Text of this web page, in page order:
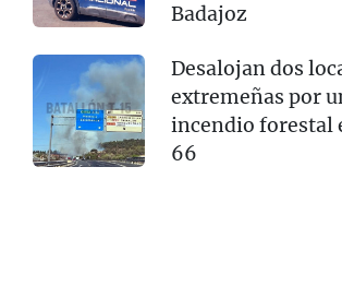
Badajoz
Desalojan dos
extremeñas por
incendio forestal
66